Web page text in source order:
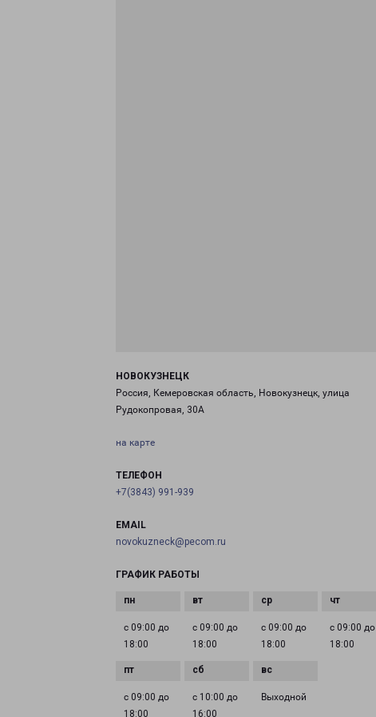
НОВОКУЗНЕЦК
Россия, Кемеровская область, Новокузнецк, улица
Рудокопровая, 30А
на карте
ТЕЛЕФОН
+7(3843) 991-939
EMAIL
novokuzneck@pecom.ru
ГРАФИК РАБОТЫ
с 09:00 до
18:00
с 09:00 до
18:00
с 09:00 до
18:00
с 09:00 до
18:00
с 09:00 до
18:00
с 10:00 до
16:00
Выходной